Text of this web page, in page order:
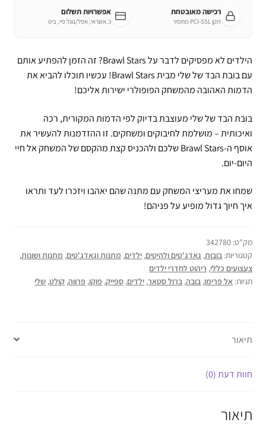
רכישה מאובטחת
תקן PCI-SSL מחמיר
אפשרויות תשלום
כ.אשראי, אפל/גוגל פיי, ביט
הילדים לא מפסיקים לדבר על Brawl Stars? זה הזמן להפתיע אותם
עם בובת הבד של שלי מבית Brawl Stars! עכשיו תוכלו להביא את
הדמות האהובה מהמשחק הפופולרי ישירות אליכם!
בובת הבד של שלי מעוצבת בדיוק לפי הדמות המקורית, רכה
ואיכותית – מושלמת לחיבוקים ומשחקים. זו ההזדמנות להעשיר את
אוסף ה-Brawl Stars שלכם ולהכניס קצת מהקסם של המשחק אל חיי
היום-יום.
שמחו את מעריצי המשחק עם מתנה שהם יאהבו ויזכרו לעד ותראו
איך חיוך גדול מופיע על פניהם!
מק"ט: 342780
קטגוריות: בובות, גאדג'טים ולהיטים, ילדים, מתנות וגאדג'טים, מתנות ושונות,
צעצועים כללי, ריהוט לחדרי ילדים
תגיות: אל פרימו, בובה, ברול סטאר, ילדים, ספייק, פוקו, פרווה, קולט, שלי
תיאור
חוות דעת (0)
תיאור